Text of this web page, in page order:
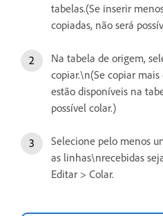
tabelas.(Se inserir
copiadas, não será
Na tabela de origem,
copiar.\n(Se copiar
estão disponíveis na
possível colar.)
Selecione pelo menos
as linhas\nrecebidas
Editar > Colar.